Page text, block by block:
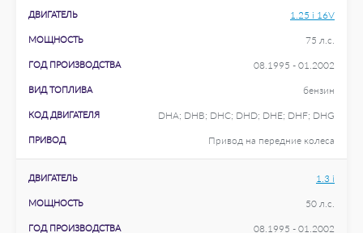
ДВИГАТЕЛЬ 1.25 i 16V
МОЩНОСТЬ 75 л.с.
ГОД ПРОИЗВОДСТВА 08.1995 - 01.2002
ВИД ТОПЛИВА бензин
КОД ДВИГАТЕЛЯ DHA; DHB; DHC; DHD; DHE; DHF; DHG
ПРИВОД Привод на передние колеса
ДВИГАТЕЛЬ 1.3 i
МОЩНОСТЬ 50 л.с.
ГОД ПРОИЗВОДСТВА 08.1995 - 01.2002